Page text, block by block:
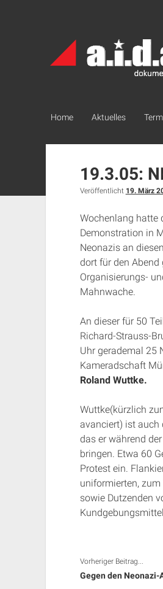
Archiv
München
Home Aktuelles
19.3.05:
Veröffentlicht 19. März
Wochenlang hatte
Demonstration in
Neonazis an
dort für den
Organisierungs-
Mahnwache.
An dieser für 50
Richard-Strauss-
Uhr gerademal 25
Kameradschaft
Roland Wuttke.
Wuttke(kürzlich
avanciert) ist auch
das er während
bringen. Etwa 60
Protest ein.
uniformierten,
sowie Dutzenden
Vorheriger Beitrag...
Gegen den Neonazi-